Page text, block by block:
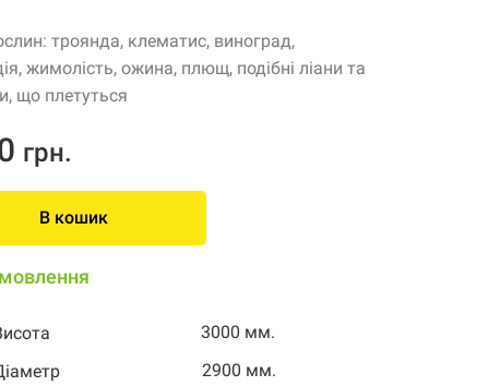
троянда, клематис, виноград,
жимолість, ожина, плющ, подібні ліани та
що плетуться
грн.
В кошик
3000 мм.
2900 мм.